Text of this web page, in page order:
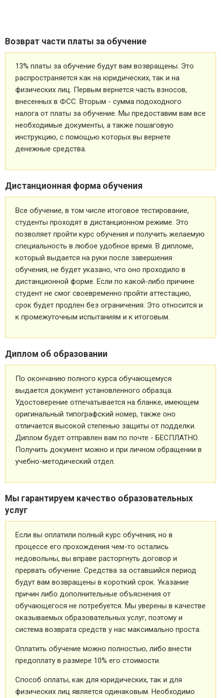
Возврат части платы за обучение
13% платы за обучение будут вам возвращены. Это
распространяется как на юридических, так и на
физических лиц. Первым вернется часть взносов,
внесенных в ФСС. Вторым - сумма подоходного
налога от платы за обучение. Мы предоставим вам все
необходимые документы, а также пошаговую
инструкцию, с помощью которых вы вернете
денежные средства.
Дистанционная форма обучения
Все обучение, в том числе итоговое тестирование,
студенты проходят в дистанционном режиме. Это
позволяет пройти курс обучения и получить желаемую
специальность в любое удобное время. В дипломе,
который выдается на руки после завершения
обучения, не будет указано, что оно проходило в
дистанционной форме. Если по какой-либо причине
студент не смог своевременно пройти аттестацию,
срок будет продлен без ограничения. Это относится и
к промежуточным испытаниям и к итоговым.
Диплом об образовании
По окончанию полного курса обучающемуся
выдается документ установленного образца.
Удостоверение отпечатывается на бланке, имеющем
оригинальный типографский номер, также оно
отличается высокой степенью защиты от подделки.
Диплом будет отправлен вам по почте - БЕСПЛАТНО.
Получить документ можно и при личном обращении в
учебно-методический отдел.
Мы гарантируем качество образовательных
услуг
Если вы оплатили полный курс обучения, но в
процессе его прохождения чем-то остались
недовольны, вы вправе расторгнуть договор и
прервать обучение. Средства за оставшийся период
будут вам возвращены в короткий срок. Указание
причин либо дополнительные объяснения от
обучающегося не потребуется. Мы уверены в качестве
оказываемых образовательных услуг, поэтому и
система возврата средств у нас максимально проста.
Оплатить обучение можно полностью, либо внести
предоплату в размере 10% его стоимости.
Способ оплаты, как для юридических, так и для
физических лиц является одинаковым. Необходимо